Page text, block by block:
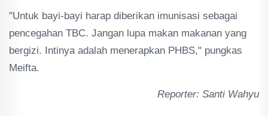
"Untuk bayi-bayi harap diberikan imunisasi sebagai
pencegahan TBC. Jangan lupa makan makanan yang
bergizi. Intinya adalah menerapkan PHBS," pungkas
Meifta.
Reporter: Santi Wahyu